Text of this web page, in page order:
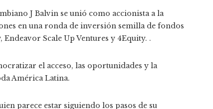
J Balvin se unió como accionista a la
en una ronda de inversión semilla de fondos
Scale Up Ventures y 4Equity. .
el acceso, las oportunidades y la
América Latina.
parece estar siguiendo los pasos de su